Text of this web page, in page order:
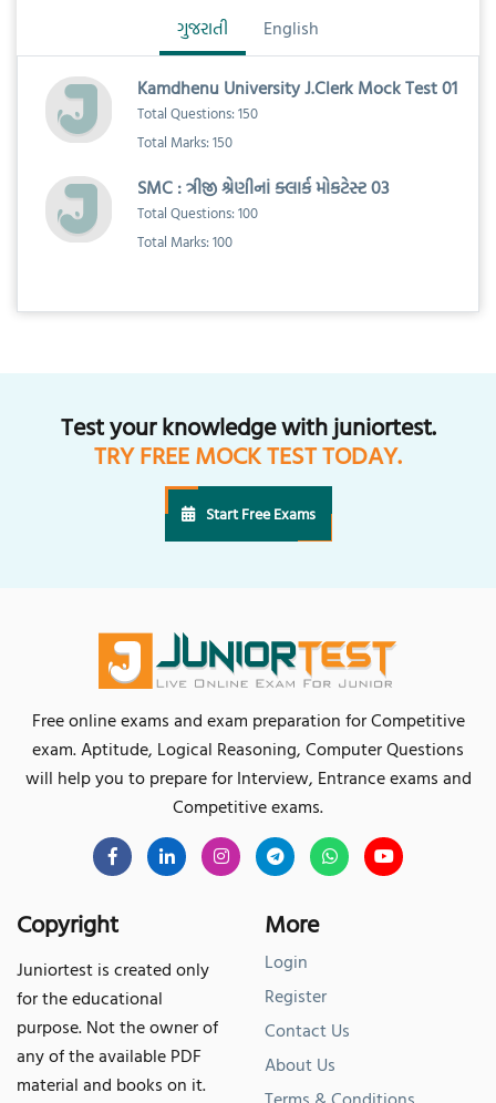
ગુજરાતી
English
Kamdhenu University J.Clerk Mock Test 01
Total Questions: 150
Total Marks: 150
SMC : ત્રીજી શ્રેણીનાં ક્લાર્ક મોકટેસ્ટ 03
Total Questions: 100
Total Marks: 100
Test your knowledge with juniortest.
TRY FREE MOCK TEST TODAY.
Start Free Exams
Free online exams and exam preparation for Competitive
exam. Aptitude, Logical Reasoning, Computer Questions
will help you to prepare for Interview, Entrance exams and
Competitive exams.
Copyright
Juniortest is created only
for the educational
purpose. Not the owner of
any of the available PDF
material and books on it.
More
Login
Register
Contact Us
About Us